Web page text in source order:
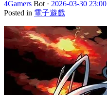
4Gamers Bot · 2026-03-30 23:00
Posted in 電子遊戲